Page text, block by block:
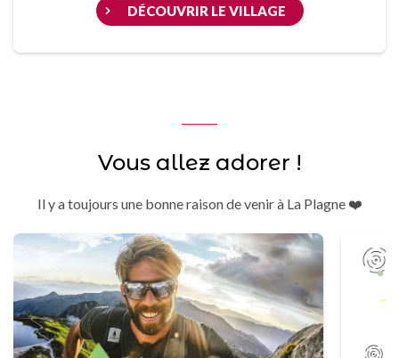
DÉCOUVRIR LE VILLAGE
Vous allez adorer !
Il y a toujours une bonne raison de venir à La Plagne ❤️